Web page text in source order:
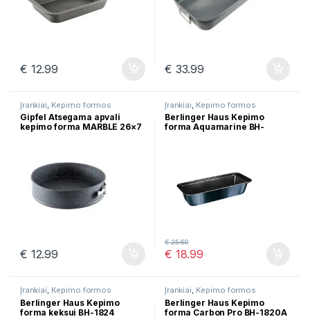
€ 12.99 € 33.99
Įrankiai Kepimo formos
Gipfel Atsegama apvali
kepimo forma MARBLE 26×7
€ 12.99
Įrankiai Kepimo formos
Berlinger Haus Kepimo
forma Aquamarine BH-
€ 18.99
€25.60
Įrankiai, Kepimo formos
Berlinger Haus Kepimo
forma keksui BH-1824
Įrankiai, Kepimo formos
Berlinger Haus Kepimo
forma Carbon Pro BH-1820A